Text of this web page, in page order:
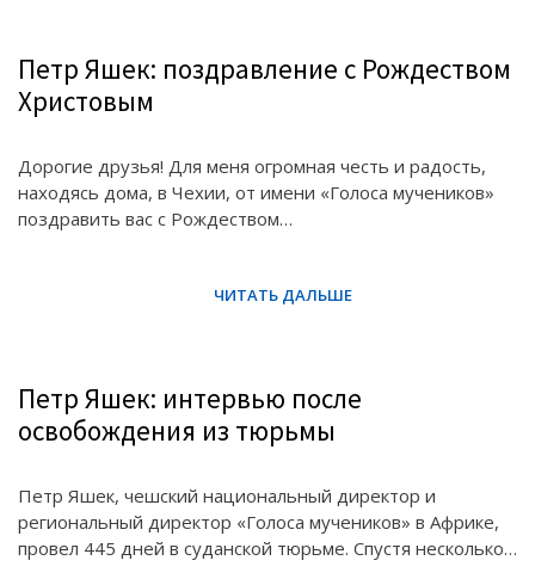
Петр Яшек: поздравление с Рождеством
Христовым
Дорогие друзья! Для меня огромная честь и радость,
находясь дома, в Чехии, от имени «Голоса мучеников»
поздравить вас с Рождеством…
Петр Яшек: интервью после
освобождения из тюрьмы
Петр Яшек, чешский национальный директор и
региональный директор «Голоса мучеников» в Африке,
провел 445 дней в суданской тюрьме. Спустя несколько…